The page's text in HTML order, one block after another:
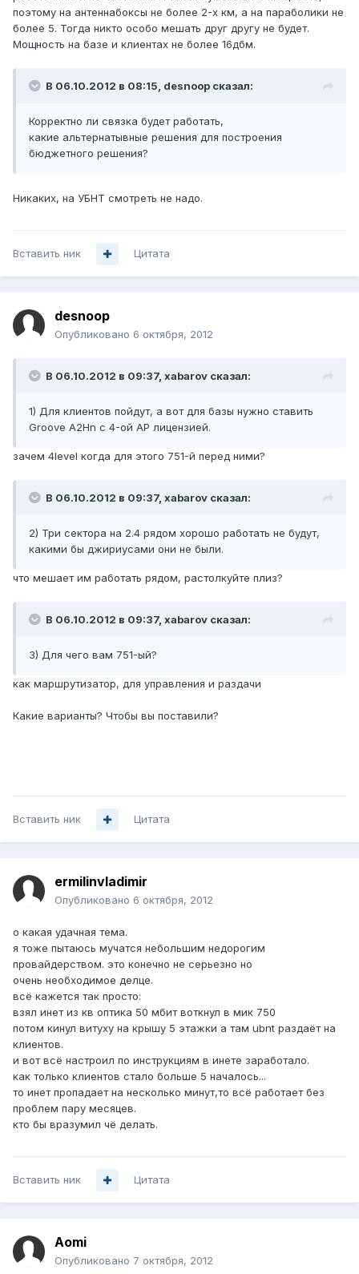
поэтому на антеннабоксы не более 2-х км, а на параболики не
более 5. Тогда никто особо мешать друг другу не будет.
Мощность на базе и клиентах не более 16дбм.
В 06.10.2012 в 08:15, desnoop сказал:
Корректно ли связка будет работать,
какие альтернатывные решения для построения
бюджетного решения?
Никаких, на УБНТ смотреть не надо.
Вставить ник Цитата
desnoop
Опубликовано 6 октября, 2012
В 06.10.2012 в 09:37, xabarov сказал:
1) Для клиентов пойдут, а вот для базы нужно ставить
Groove A2Hn с 4-ой AP лицензией.
зачем 4level когда для этого 751-й перед ними?
В 06.10.2012 в 09:37, xabarov сказал:
2) Три сектора на 2.4 рядом хорошо работать не будут,
какими бы джириусами они не были.
что мешает им работать рядом, растолкуйте плиз?
В 06.10.2012 в 09:37, xabarov сказал:
3) Для чего вам 751-ый?
как маршрутизатор, для управления и раздачи
Какие варианты? Чтобы вы поставили?
Вставить ник Цитата
ermilinvladimir
Опубликовано 6 октября, 2012
о какая удачная тема.
я тоже пытаюсь мучатся небольшим недорогим
провайдерством. это конечно не серьезно но
очень необходимое делце.
всё кажется так просто:
взял инет из кв оптика 50 мбит воткнул в мик 750
потом кинул витуху на крышу 5 этажки а там ubnt раздаёт на
клиентов.
и вот всё настроил по инструкциям в инете заработало.
как только клиентов стало больше 5 началось...
то инет пропадает на несколько минут,то всё работает без
проблем пару месяцев.
кто бы вразумил чё делать.
Вставить ник Цитата
Aomi
Опубликовано 7 октября, 2012